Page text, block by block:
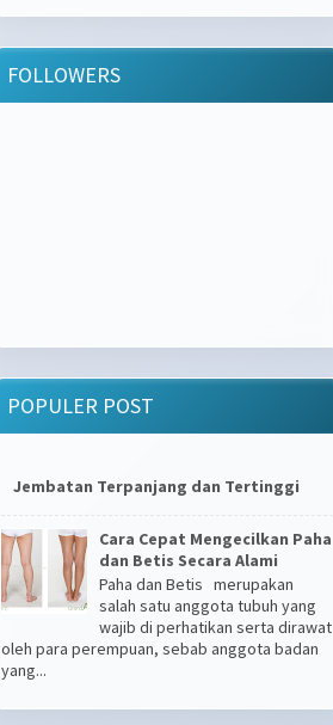
FOLLOWERS
POPULER POST
Jembatan Terpanjang dan Tertinggi
Cara Cepat Mengecilkan Paha
dan Betis Secara Alami
Paha dan Betis merupakan
salah satu anggota tubuh yang
wajib di perhatikan serta dirawat
oleh para perempuan, sebab anggota badan
yang...
Apakah Kamu Tipe Gampang